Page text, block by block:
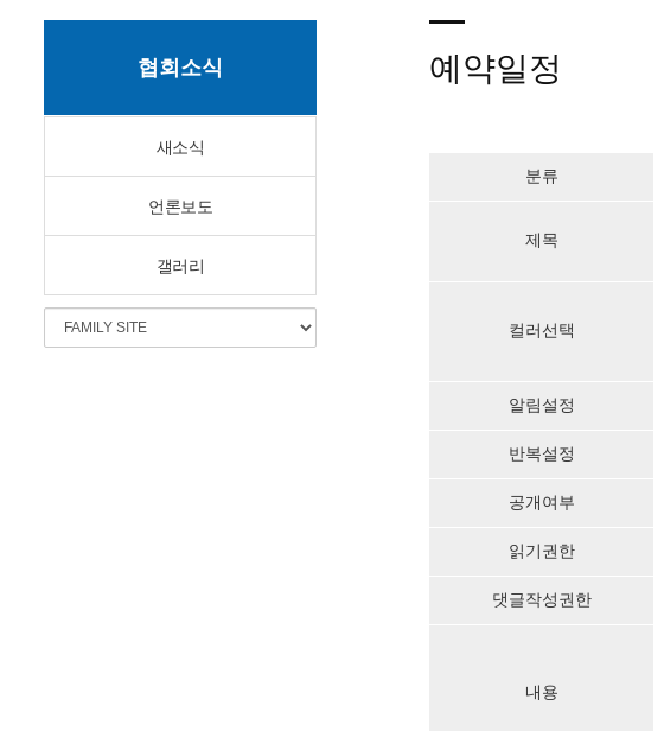
협회소식
새소식
언론보도
갤러리
예약일정
분류
제목
컬러선택
알림설정
반복설정
공개여부
읽기권한
댓글작성권한
내용